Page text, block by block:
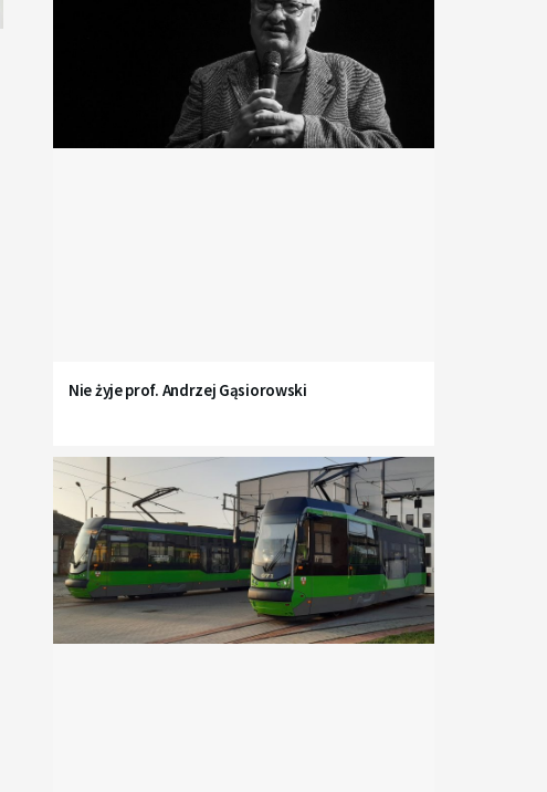
Nie żyje prof. Andrzej Gąsiorowski